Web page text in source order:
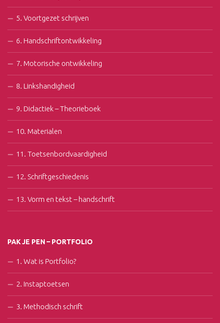
5. Voortgezet schrijven
6. Handschriftontwikkeling
7. Motorische ontwikkeling
8. Linkshandigheid
9. Didactiek – Theorieboek
10. Materialen
11. Toetsenbordvaardigheid
12. Schriftgeschiedenis
13. Vorm en tekst – handschrift
PAK JE PEN – PORTFOLIO
1. Wat is Portfolio?
2. Instaptoetsen
3. Methodisch schrift